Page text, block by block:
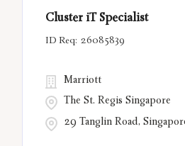
Cluster iT Specialist
26085839
29 Tanglin Road,
Marriott
The St. Regis Singapore